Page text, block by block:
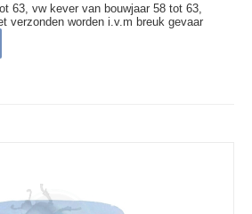
63, vw kever van bouwjaar 58 tot 63,
verzonden worden i.v.m breuk gevaar